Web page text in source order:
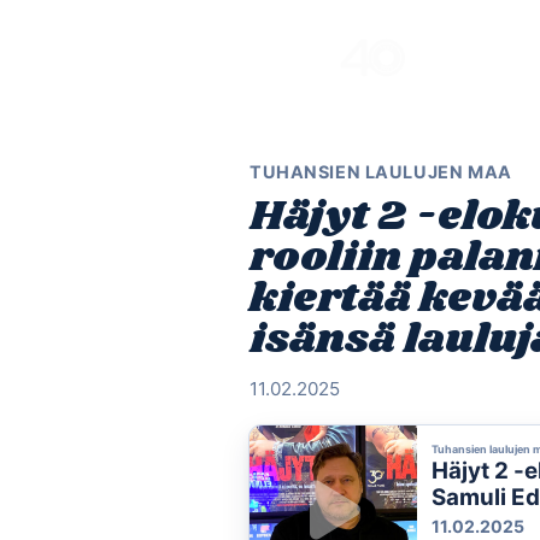
TUHANSIEN LAULUJEN MAA
Häjyt 2 -
rooliin
kiertää
isänsä
11.02.2025
Tuhansien laulujen
Häjyt 2 -
Samuli
isänsä
11.02.2025